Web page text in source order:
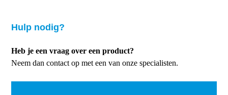
Hulp nodig?
Heb je een vraag over een product?
Neem dan contact op met een van onze specialisten.